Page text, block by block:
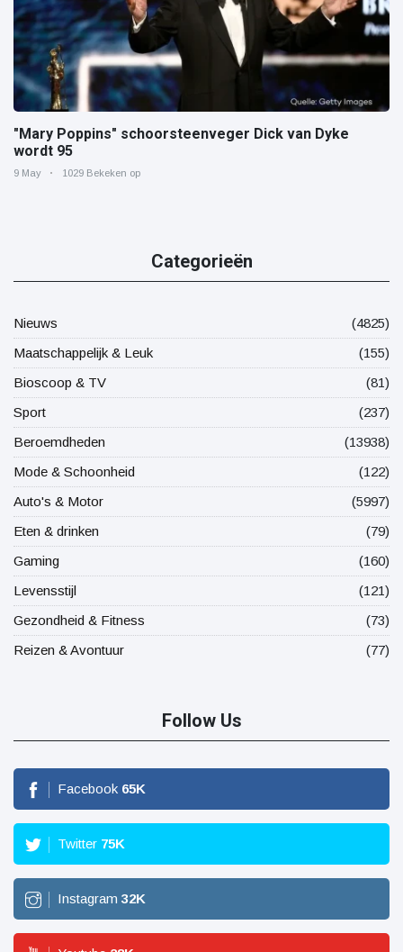
"Mary Poppins" schoorsteenveger Dick van Dyke
wordt 95
9 May 1029 Bekeken op
Categorieën
Nieuws
(4825)
Maatschappelijk & Leuk
(155)
Bioscoop & TV
(81)
Sport
(237)
Beroemdheden
(13938)
Mode & Schoonheid
(122)
Auto's & Motor
(5997)
Eten & drinken
(79)
Gaming
(160)
Levensstijl
(121)
Gezondheid & Fitness
(73)
Reizen & Avontuur
(77)
Follow Us
Facebook 65K
Twitter 75K
Instagram 32K